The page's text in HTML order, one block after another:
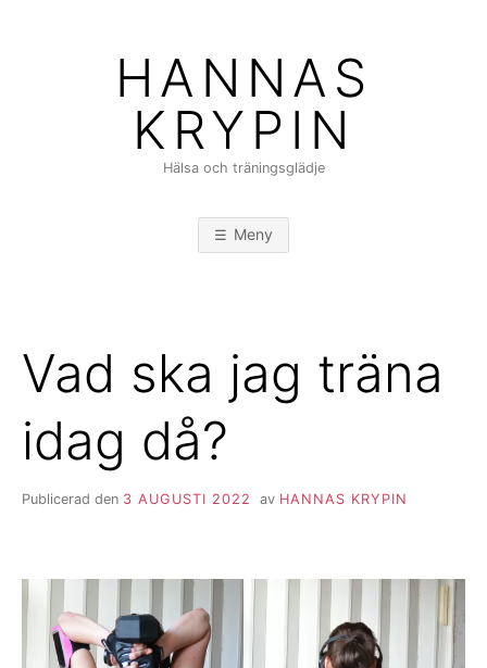
HANNAS
KRYPIN
Hälsa och träningsglädje
Meny
Vad ska jag träna
idag då?
Publicerad den 3 AUGUSTI 2022 av HANNAS KRYPIN